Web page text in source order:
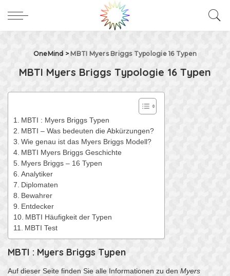
OneMind > MBTI Myers Briggs Typologie 16 Typen
MBTI Myers Briggs Typologie 16 Typen
MBTI : Myers Briggs Typen
MBTI – Was bedeuten die Abkürzungen?
Wie genau ist das Myers Briggs Modell?
MBTI Myers Briggs Geschichte
Myers Briggs – 16 Typen
Analytiker
Diplomaten
Bewahrer
Entdecker
MBTI Häufigkeit der Typen
MBTI Test
MBTI : Myers Briggs Typen
Auf dieser Seite finden Sie alle Informationen zu den Myers